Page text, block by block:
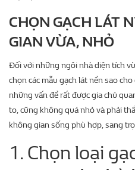
CHỌN GẠCH LÁT
GIAN VỪA, NHỎ
Đối với những ngôi nhà diện tích
chọn các mẫu gạch lát nền sao
những vấn đề rất được gia chủ
to, cũng không quá nhỏ và phải
không gian sống phù hợp, sang
1. Chọn loại